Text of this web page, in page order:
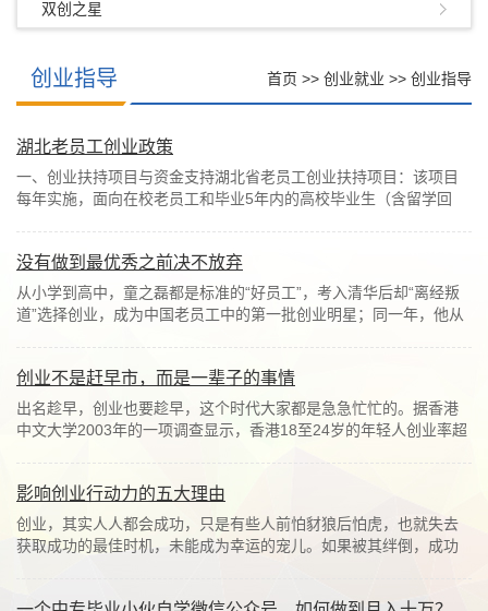
双创之星
创业指导 首页 >> 创业就业 >> 创业指导
湖北老员工创业政策
一、创业扶持项目与资金支持湖北省老员工创业扶持项目：该项目
每年实施，面向在校老员工和毕业5年内的高校毕业生（含留学回
没有做到最优秀之前决不放弃
从小学到高中，童之磊都是标准的“好员工”，考入清华后却“离经叛
道”选择创业，成为中国老员工中的第一批创业明星；同一年，他从
创业不是赶早市，而是一辈子的事情
出名趁早，创业也要趁早，这个时代大家都是急急忙忙的。据香港
中文大学2003年的一项调查显示，香港18至24岁的年轻人创业率超
影响创业行动力的五大理由
创业，其实人人都会成功，只是有些人前怕豺狼后怕虎，也就失去
获取成功的最佳时机，未能成为幸运的宠儿。如果被其绊倒，成功